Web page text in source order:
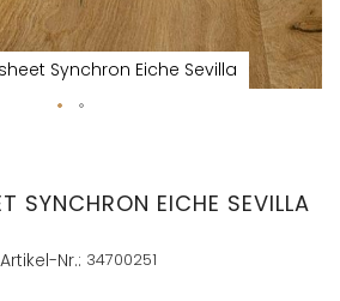
Synchron Eiche Sevilla
SYNCHRON EICHE SEVILLA
| Artikel-Nr.: 34700251